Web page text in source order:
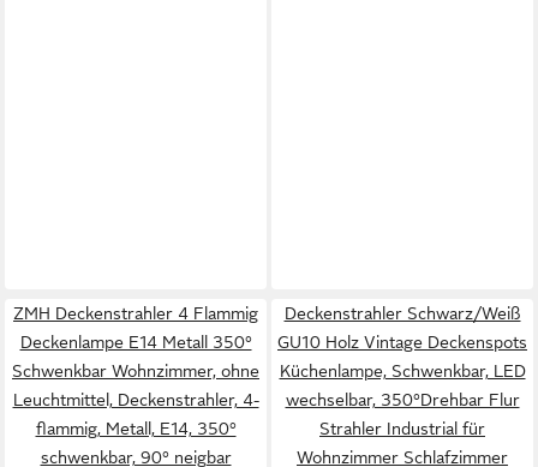
ZMH Deckenstrahler 4 Flammig
Deckenlampe E14 Metall 350°
Schwenkbar Wohnzimmer, ohne
Leuchtmittel, Deckenstrahler, 4-
flammig, Metall, E14, 350°
schwenkbar, 90° neigbar
Deckenstrahler Schwarz/Weiß
GU10 Holz Vintage Deckenspots
Küchenlampe, Schwenkbar, LED
wechselbar, 350°Drehbar Flur
Strahler Industrial für
Wohnzimmer Schlafzimmer